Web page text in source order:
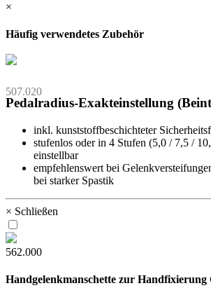
×
Häufig verwendetes Zubehör
507.020
Pedalradius-Exakteinstellung
inkl. kunststoffbeschichteter
stufenlos oder in 4 Stufen (5,0 / 7,5 /
einstellbar
empfehlenswert bei
bei starker Spastik
× Schließen
562.000
Handgelenkmanschette zur Handfixierung